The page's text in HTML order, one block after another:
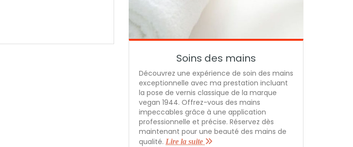
Soins des mains
Découvrez une expérience de soin des mains
exceptionnelle avec ma prestation incluant
la pose de vernis classique de la marque
vegan 1944. Offrez-vous des mains
impeccables grâce à une application
professionnelle et précise. Réservez dès
maintenant pour une beauté des mains de
qualité. Lire la suite